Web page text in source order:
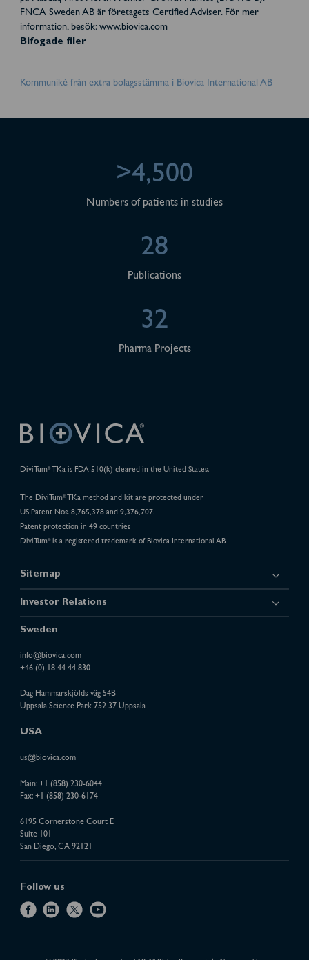
FNCA Sweden AB är företagets Certified Adviser. För mer
information, besök: www.biovica.com
Bifogade filer
Kommuniké från extra bolagsstämma i Biovica International AB
>4,500
Numbers of patients in studies
28
Publications
32
Pharma Projects
DiviTum®TKa is FDA 510(k) cleared in the United States.
The DiviTum®TKa method and kit are protected under
US Patent Nos. 8,765,378 and 9,376,707.
Patent protection in 49 countries
DiviTum®is a registered trademark of Biovica International AB
Sitemap
Investor Relations
Sweden
info@biovica.com
+46 (0) 18 44 44 830
Dag Hammarskjölds väg 54B
Uppsala Science Park 752 37 Uppsala
USA
us@biovica.com
Main: +1 (858) 230-6044
Fax: +1 (858) 230-6174
6195 Cornerstone Court E
Suite 101
San Diego, CA 92121
Follow us
f
l
k
x
y
t